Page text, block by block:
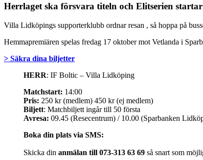
Herrlaget ska försvara titeln och Elitserien
Villa Lidköpings supporterklubb ordnar resan , så hoppa på
Hemmapremiären spelas fredag 17 oktober mot Vetlanda i
> Säkra dina biljetter
HERR: IF Boltic – Villa Lidköping
Matchstart: 14:00
Pris: 250 kr (medlem) 450 kr (ej medlem)
Biljett: Matchbiljett ingår till 50 första
Avresa: 09.45 (Resecentrum) / 10.00 (Sparbanken
Boka din plats via SMS:
Skicka din anmälan till 073-313 63 69 så snart som